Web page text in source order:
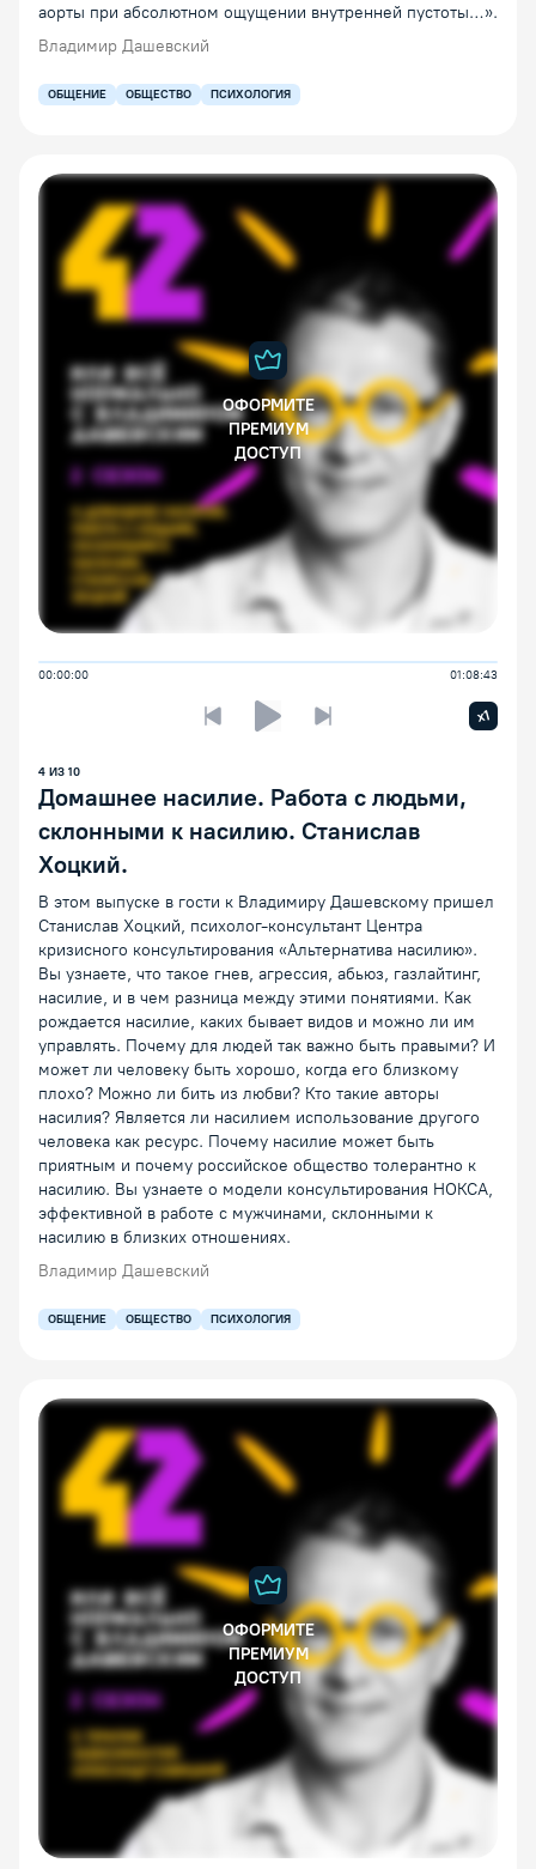
аорты при абсолютном ощущении внутренней пустоты…».
Владимир Дашевский
ОБЩЕНИЕ ОБЩЕСТВО ПСИХОЛОГИЯ
ОФОРМИТЕ
ПРЕМИУМ
ДОСТУП
00:00:00 01:08:43
Предыдущая лекцияСледующая лекция
x1
4 ИЗ 10
Домашнее насилие. Работа с людьми,
склонными к насилию. Станислав
Хоцкий.
В этом выпуске в гости к Владимиру Дашевскому пришел
Станислав Хоцкий, психолог-консультант Центра
кризисного консультирования «Альтернатива насилию».
Вы узнаете, что такое гнев, агрессия, абьюз, газлайтинг,
насилие, и в чем разница между этими понятиями. Как
рождается насилие, каких бывает видов и можно ли им
управлять. Почему для людей так важно быть правыми? И
может ли человеку быть хорошо, когда его близкому
плохо? Можно ли бить из любви? Кто такие авторы
насилия? Является ли насилием использование другого
человека как ресурс. Почему насилие может быть
приятным и почему российское общество толерантно к
насилию. Вы узнаете о модели консультирования НОКСА,
эффективной в работе с мужчинами, склонными к
насилию в близких отношениях.
Владимир Дашевский
ОБЩЕНИЕ ОБЩЕСТВО ПСИХОЛОГИЯ
ОФОРМИТЕ
ПРЕМИУМ
ДОСТУП